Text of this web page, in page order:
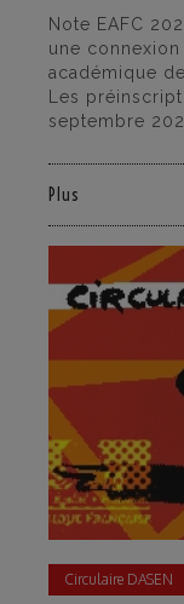
Note EAFC
une connexion
académique
Les
septembre
Plus
Circulaire DASEN